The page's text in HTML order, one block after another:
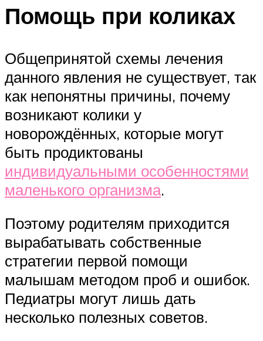
Помощь при коликах
Общепринятой схемы лечения
данного явления не существует, так
как непонятны причины, почему
возникают колики у
новорождённых, которые могут
быть продиктованы
индивидуальными особенностями
маленького организма.
Поэтому родителям приходится
вырабатывать собственные
стратегии первой помощи
малышам методом проб и ошибок.
Педиатры могут лишь дать
несколько полезных советов.